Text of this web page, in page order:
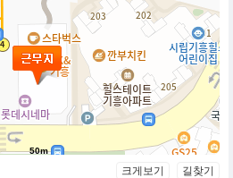
50m
크게보기 길찾기